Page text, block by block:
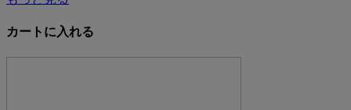
カートに入れる